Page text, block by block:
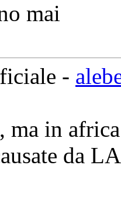
mai
-
ma in
da